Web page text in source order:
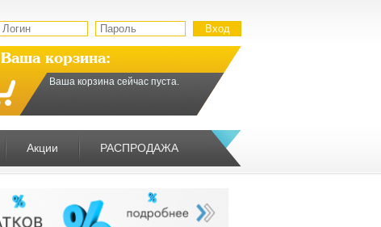
Ваша корзина:
Ваша корзина сейчас пуста.
Акции РАСПРОДАЖА